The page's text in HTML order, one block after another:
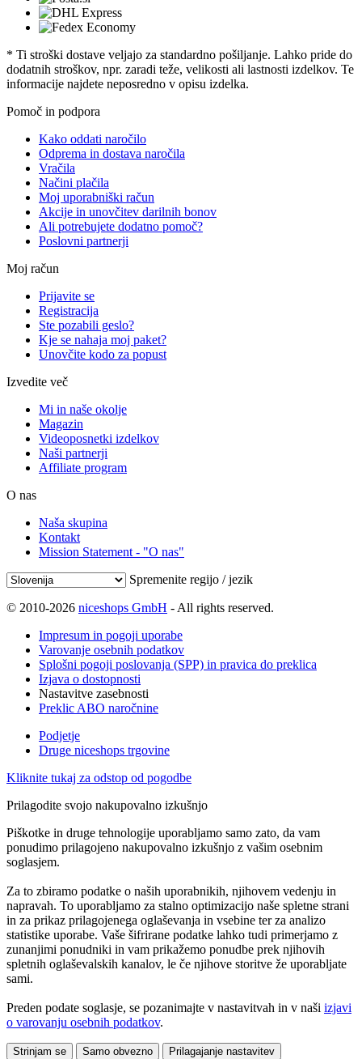
* Ti stroški dostave veljajo za standardno pošiljanje. Lahko pride do
dodatnih stroškov, npr. zaradi teže, velikosti ali lastnosti izdelkov. Te
informacije najdete neposredno v opisu izdelka.
Pomoč in podpora
Kako oddati naročilo
Odprema in dostava naročila
Vračila
Načini plačila
Moj uporabniški račun
Akcije in unovčitev darilnih bonov
Ali potrebujete dodatno pomoč?
Poslovni partnerji
Moj račun
Prijavite se
Registracija
Ste pozabili geslo?
Kje se nahaja moj paket?
Unovčite kodo za popust
Izvedite več
Mi in naše okolje
Magazin
Videoposnetki izdelkov
Naši partnerji
Affiliate program
O nas
Naša skupina
Kontakt
Mission Statement - "O nas"
Spremenite regijo / jezik
© 2010-2026 niceshops GmbH - All rights reserved.
Impresum in pogoji uporabe
Varovanje osebnih podatkov
Splošni pogoji poslovanja (SPP) in pravica do preklica
Izjava o dostopnosti
Nastavitve zasebnosti
Preklic ABO naročnine
Podjetje
Druge niceshops trgovine
Kliknite tukaj za odstop od pogodbe
Prilagodite svojo nakupovalno izkušnjo
Piškotke in druge tehnologije uporabljamo samo zato, da vam
ponudimo prilagojeno nakupovalno izkušnjo z vašim osebnim
soglasjem.
Za to zbiramo podatke o naših uporabnikih, njihovem vedenju in
napravah. To uporabljamo za stalno optimizacijo naše spletne strani
in za prikaz prilagojenega oglaševanja in vsebine ter za analizo
statistike uporabe. Vaše šifrirane podatke lahko tudi primerjamo z
zunanjimi ponudniki in vam prikažemo ponudbe prek njihovih
spletnih oglaševalskih kanalov, le če njihove storitve že uporabljate
sami.
Preden podate soglasje, se pozanimajte v nastavitvah in v naši izjavi
o varovanju osebnih podatkov.
Strinjam se Samo obvezno Prilagajanje nastavitev